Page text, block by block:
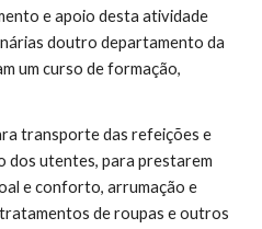
e apoio desta atividade
doutro departamento da
um curso de formação,
transporte das refeições e
dos utentes, para prestarem
e conforto, arrumação e
tratamentos de roupas e outros